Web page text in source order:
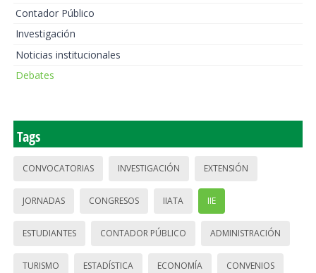
Contador Público
Investigación
Noticias institucionales
Debates
Tags
CONVOCATORIAS INVESTIGACIÓN EXTENSIÓN
JORNADAS CONGRESOS IIATA IIE
ESTUDIANTES CONTADOR PÚBLICO ADMINISTRACIÓN
TURISMO ESTADÍSTICA ECONOMÍA CONVENIOS